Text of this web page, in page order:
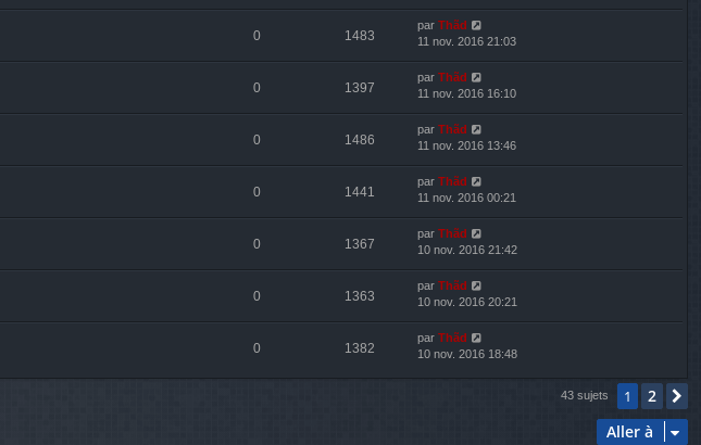
0 1483
par Thãd
11 nov. 2016 21:03
0 1397
par Thãd
11 nov. 2016 16:10
0 1486
par Thãd
11 nov. 2016 13:46
0 1441
par Thãd
11 nov. 2016 00:21
0 1367
par Thãd
10 nov. 2016 21:42
0 1363
par Thãd
10 nov. 2016 20:21
0 1382
par Thãd
10 nov. 2016 18:48
43 sujets 1 2
Aller à